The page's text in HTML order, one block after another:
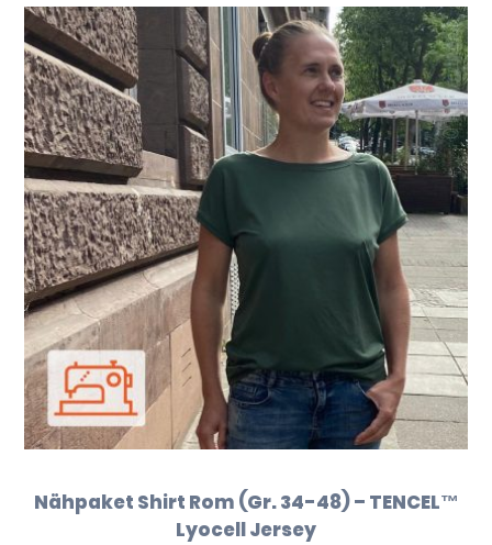
Nähpaket Shirt Rom (Gr. 34-48) – TENCEL™
Lyocell Jersey